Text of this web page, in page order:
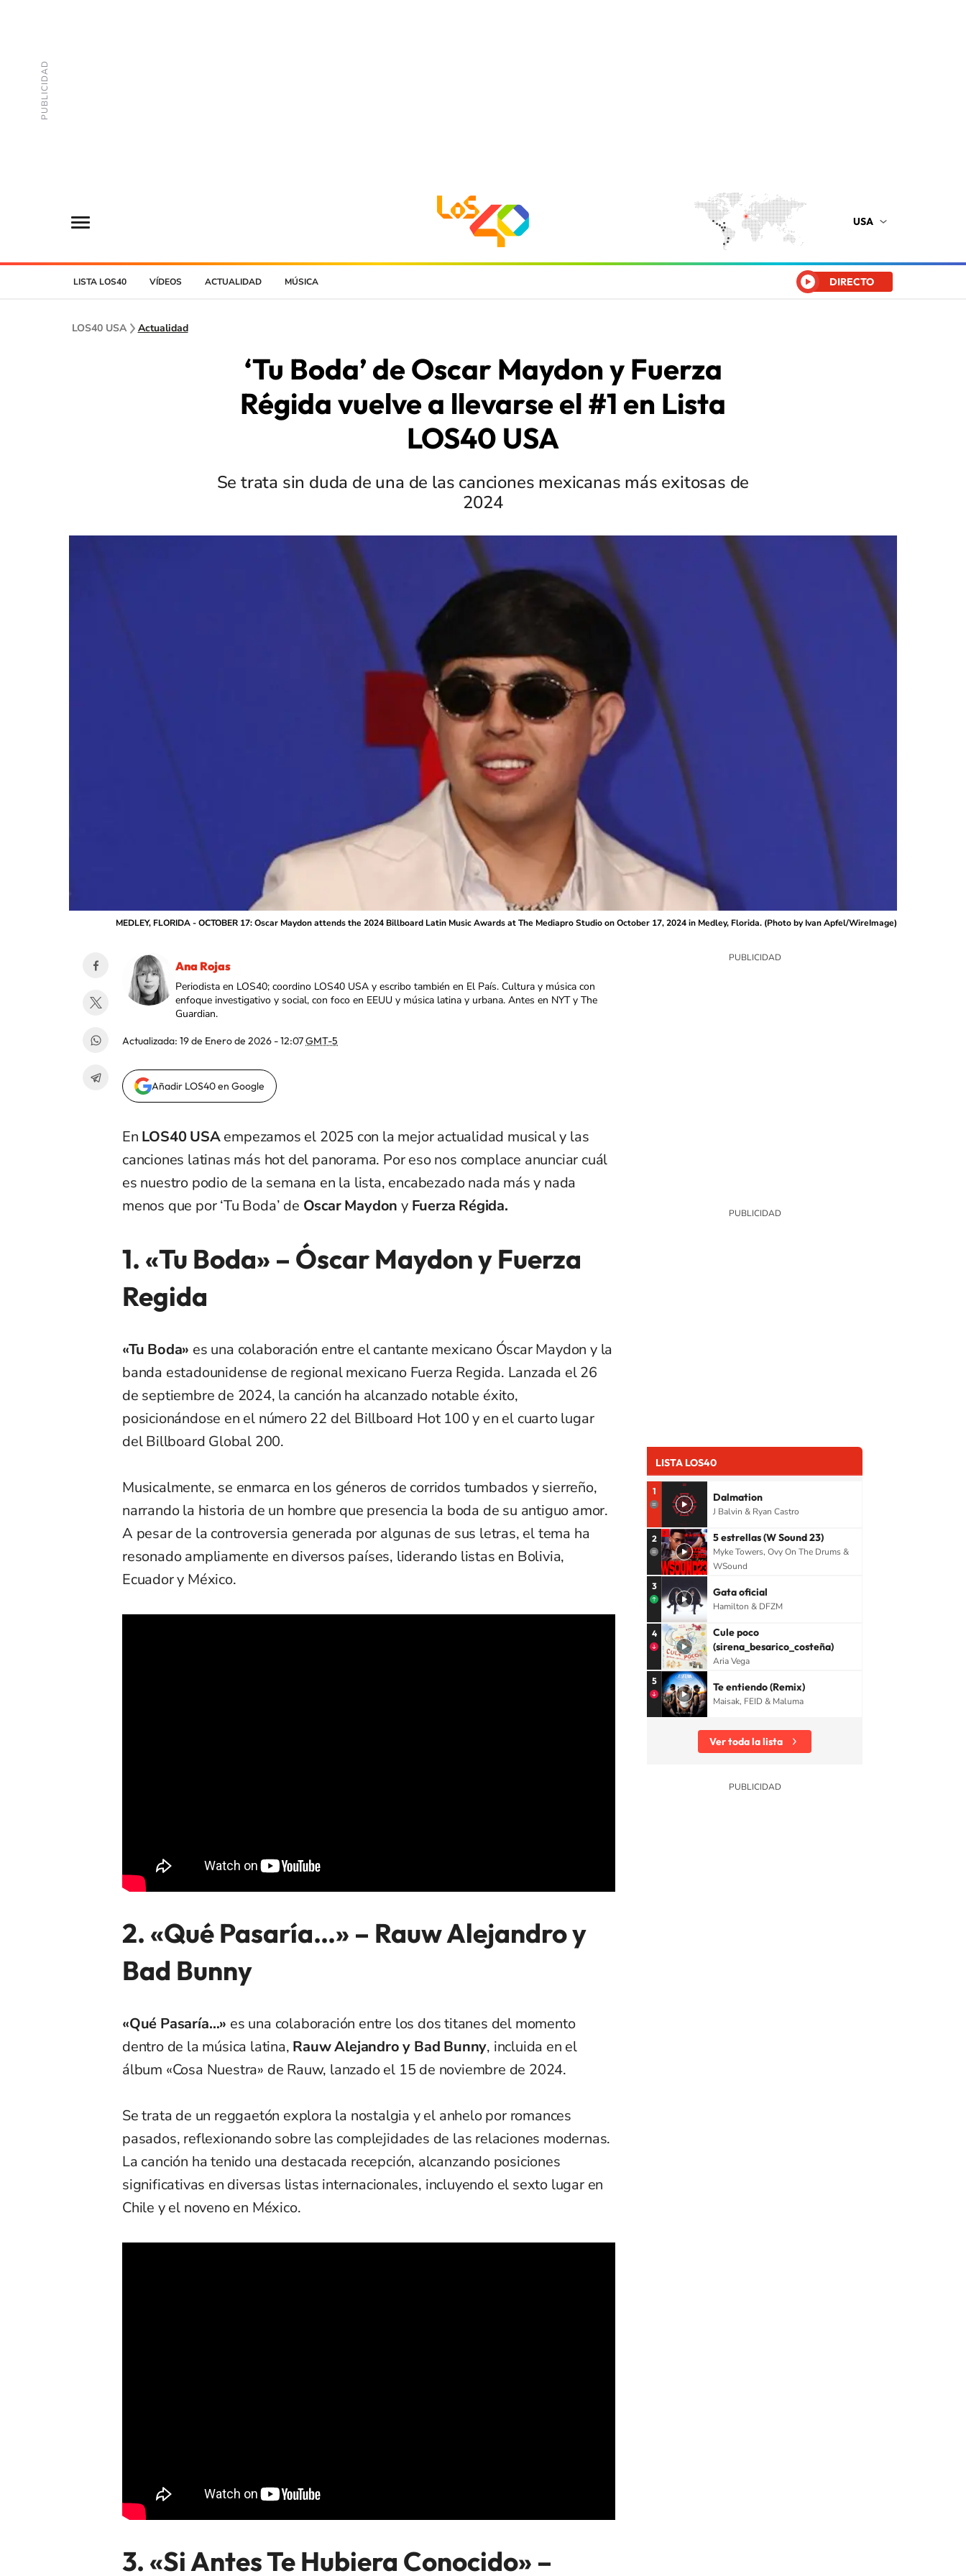
USA
LISTA LOS40 VÍDEOS ACTUALIDAD MÚSICA DIRECTO
LOS40 USA Actualidad
‘Tu Boda’ de Oscar Maydon y Fuerza
Régida vuelve a llevarse el #1 en Lista
LOS40 USA
Se trata sin duda de una de las canciones mexicanas más exitosas de
2024
MEDLEY, FLORIDA - OCTOBER 17: Oscar Maydon attends the 2024 Billboard Latin Music Awards at The Mediapro Studio on October 17, 2024 in Medley, Florida. (Photo by Ivan Apfel/WireImage)
Ana Rojas
Periodista en LOS40; coordino LOS40 USA y escribo también en El País. Cultura y música con
enfoque investigativo y social, con foco en EEUU y música latina y urbana. Antes en NYT y The
Guardian.
Actualizada: 19 de Enero de 2026 - 12:07GMT-5
Añadir LOS40 en Google
En LOS40 USAempezamos el 2025 con la mejor actualidad musical y las
canciones latinas más hot del panorama. Por eso nos complace anunciar cuál
es nuestro podio de la semana en la lista, encabezado nada más y nada
menos que por ‘Tu Boda’ de Oscar Maydon y Fuerza Régida.
1. «Tu Boda» – Óscar Maydon y Fuerza
Regida
«Tu Boda» es una colaboración entre el cantante mexicano Óscar Maydon y la
banda estadounidense de regional mexicano Fuerza Regida. Lanzada el 26
de septiembre de 2024, la canción ha alcanzado notable éxito,
posicionándose en el número 22 del Billboard Hot 100 y en el cuarto lugar
del Billboard Global 200.
Musicalmente, se enmarca en los géneros de corridos tumbados y sierreño,
narrando la historia de un hombre que presencia la boda de su antiguo amor.
A pesar de la controversia generada por algunas de sus letras, el tema ha
resonado ampliamente en diversos países, liderando listas en Bolivia,
Ecuador y México.
2. «Qué Pasaría…» – Rauw Alejandro y
Bad Bunny
«Qué Pasaría…» es una colaboración entre los dos titanes del momento
dentro de la música latina, Rauw Alejandro y Bad Bunny, incluida en el
álbum «Cosa Nuestra» de Rauw, lanzado el 15 de noviembre de 2024.
Se trata de un reggaetón explora la nostalgia y el anhelo por romances
pasados, reflexionando sobre las complejidades de las relaciones modernas.
La canción ha tenido una destacada recepción, alcanzando posiciones
significativas en diversas listas internacionales, incluyendo el sexto lugar en
Chile y el noveno en México.
3. «Si Antes Te Hubiera Conocido» –
LISTA LOS40
1 Dalmation
J Balvin & Ryan Castro
2 5 estrellas (W Sound 23)
Myke Towers, Ovy On The Drums &
WSound
3 Gata oficial
Hamilton & DFZM
4
Cule poco
(sirena_besarico_costeña)
Aria Vega
5 Te entiendo (Remix)
Maisak, FEID & Maluma
Ver toda la lista